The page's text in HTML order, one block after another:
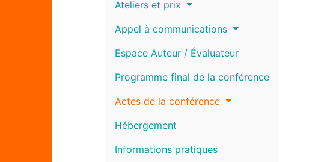
Ateliers et prix
Appel à communications
Espace Auteur / Évaluateur
Programme final de la conférence
Actes de la conférence
Hébergement
Informations pratiques